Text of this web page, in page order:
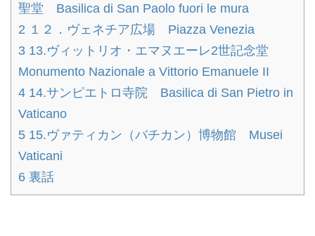
聖堂 Basilica di San Paolo fuori le mura
2 １２．ヴェネチア広場 Piazza Venezia
3 13.ヴィットリオ・エマヌエーレ2世記念堂
Monumento Nazionale a Vittorio Emanuele II
4 14.サンピエトロ寺院 Basilica di San Pietro in
Vaticano
5 15.ヴァティカン（バチカン）博物館 Musei
Vaticani
6 裏話